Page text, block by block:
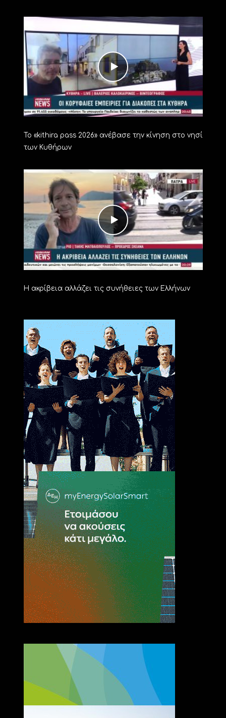
Το «kithira pass 2026» ανέβασε την κίνηση στο νησί
των Κυθήρων
Η ακρίβεια αλλάζει τις συνήθειες των Ελλήνων